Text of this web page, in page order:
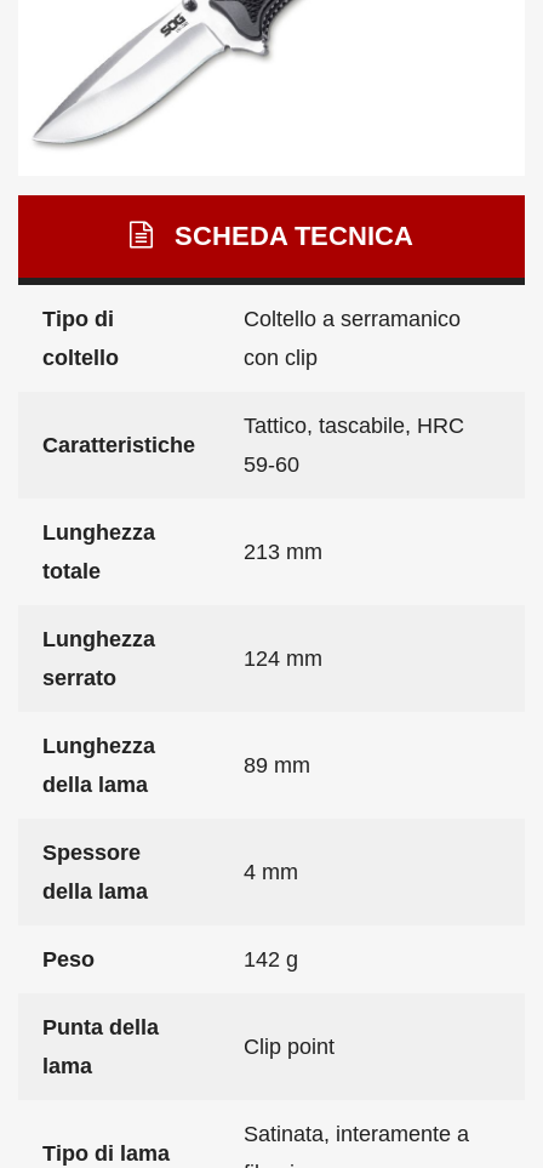
SCHEDA TECNICA
Tipo di
coltello
Coltello a serramanico
con clip
Caratteristiche
Tattico, tascabile, HRC
59-60
Lunghezza
totale
213 mm
Lunghezza
serrato
124 mm
Lunghezza
della lama
89 mm
Spessore
della lama
4 mm
Peso 142 g
Punta della
lama
Clip point
Tipo di lama
Satinata, interamente a